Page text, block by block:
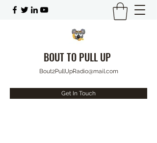
BOUT TO PULL UP
Bout2PullUpRadio@mail.com
Get In Touch